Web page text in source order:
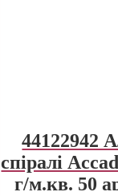
44122942
спіралі
г/м.кв. 50